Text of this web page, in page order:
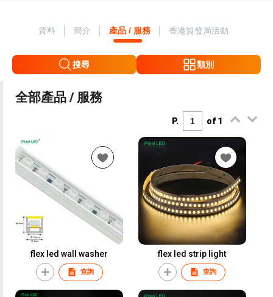
資料 簡介 產品 / 服務 香港貿發局活動
搜尋 類別
全部產品 / 服務
P. of 1
flex led wall washer
查詢
flex led strip light
查詢